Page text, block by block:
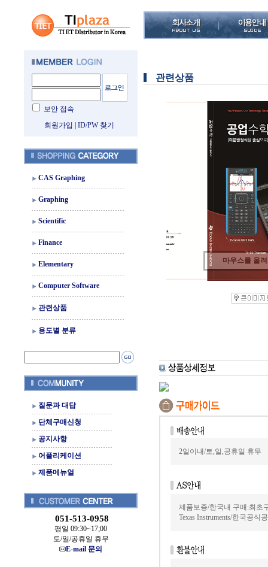
보안 접속
회원가입
ID/PW 찾기
CAS Graphing
Graphing
Scientific
Finance
Elementary
Computer Software
관련상품
용도별 분류
질문과 대답
단체구매신청
공지사항
어플리케이션
제품메뉴얼
051-513-0958
평일 09:30~17;00
토/일/공휴일 휴무
E-mail 문의
관련상품
마우스를 올
2일이내/토,일,공휴일 휴무
제품보증/한국내 구매:최초
Texas Instruments/한국공식